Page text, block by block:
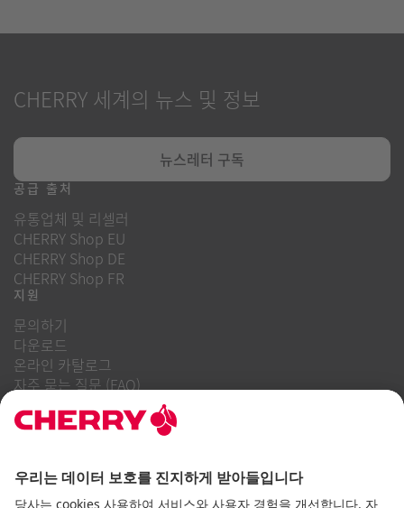
CHERRY 세계의 뉴스 및 정보
뉴스레터 구독
공급 출처
유통업체 및 리셀러
CHERRY Shop EU
CHERRY Shop DE
CHERRY Shop FR
지원
문의하기
다운로드
온라인 카탈로그
자주 묻는 질문 (FAQ)
경력
내부 고발 시스템
비즈니스 행동 강령